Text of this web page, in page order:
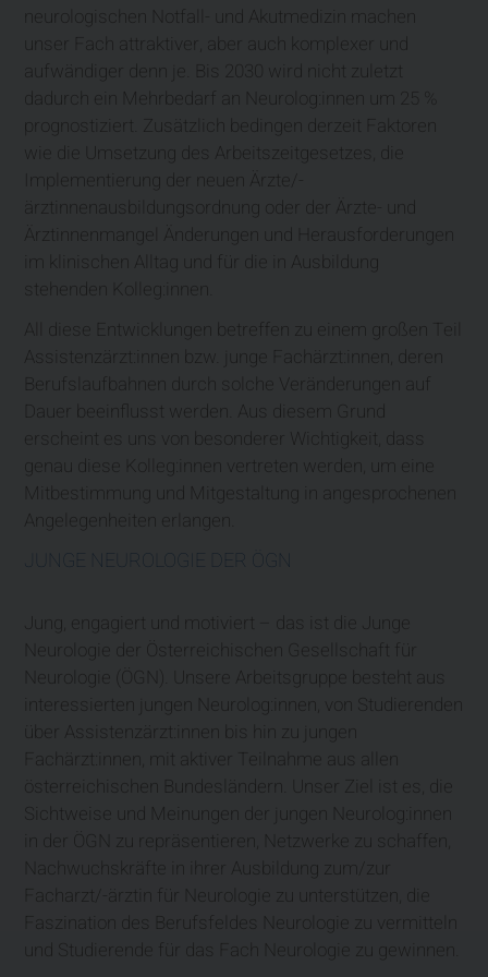
neurologi­schen Notfall- und Akutmedizin machen
unser Fach attraktiver, aber auch komplexer und
aufwändiger denn je. Bis 2030 wird nicht zuletzt
dadurch ein Mehrbedarf an Neurolog:in­nen um 25 %
prognostiziert. Zusätzlich bedingen derzeit Faktoren
wie die Umsetzung des Arbeitszeitgesetzes, die
Implementierung der neuen Ärzte/-
ärztinnenausbildungs­ordnung oder der Ärzte- und
Ärztinnenmangel Änderungen und Herausforderungen
im klinischen Alltag und für die in Ausbildung
stehenden Kolleg:innen.
All diese Entwicklungen betreffen zu einem großen Teil
Assistenzärzt:innen bzw. junge Fachärzt:innen, deren
Berufslaufbahnen durch solche Veränderun­gen auf
Dauer beeinflusst werden. Aus diesem Grund
erscheint es uns von besonderer Wichtigkeit, dass
genau diese Kolleg:innen vertreten werden, um eine
Mitbestimmung und Mitgestaltung in angesprochenen
Angelegenheiten erlangen.
JUNGE NEUROLOGIE DER ÖGN
Jung, engagiert und motiviert – das ist die Junge
Neurologie der Österreichischen Gesellschaft für
Neurologie (ÖGN). Unsere Arbeitsgruppe besteht aus
interessierten jungen Neurolog:innen, von Studierenden
über Assistenzärzt:innen bis hin zu jungen
Fachärzt:innen, mit aktiver Teilnahme aus allen
österreichischen Bundesländern. Unser Ziel ist es, die
Sichtweise und Meinungen der jungen Neurolog:innen
in der ÖGN zu repräsentieren, Netzwerke zu schaffen,
Nachwuchskräfte in ihrer Ausbildung zum/zur
Facharzt/-ärztin für Neurologie zu unterstützen, die
Faszination des Berufsfeldes Neurologie zu vermitteln
und Studierende für das Fach Neurologie zu gewinnen.